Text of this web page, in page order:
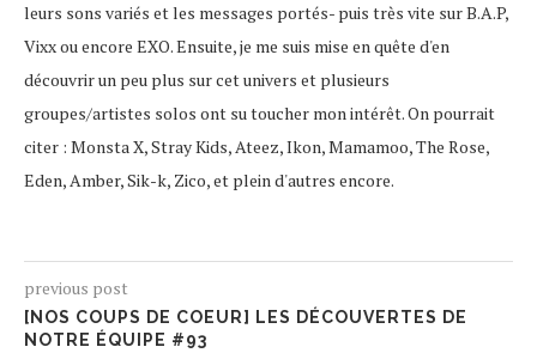
leurs sons variés et les messages portés- puis très vite sur B.A.P,
Vixx ou encore EXO. Ensuite, je me suis mise en quête d'en
découvrir un peu plus sur cet univers et plusieurs
groupes/artistes solos ont su toucher mon intérêt. On pourrait
citer : Monsta X, Stray Kids, Ateez, Ikon, Mamamoo, The Rose,
Eden, Amber, Sik-k, Zico, et plein d'autres encore.
previous post
[NOS COUPS DE COEUR] LES DÉCOUVERTES DE
NOTRE ÉQUIPE #93